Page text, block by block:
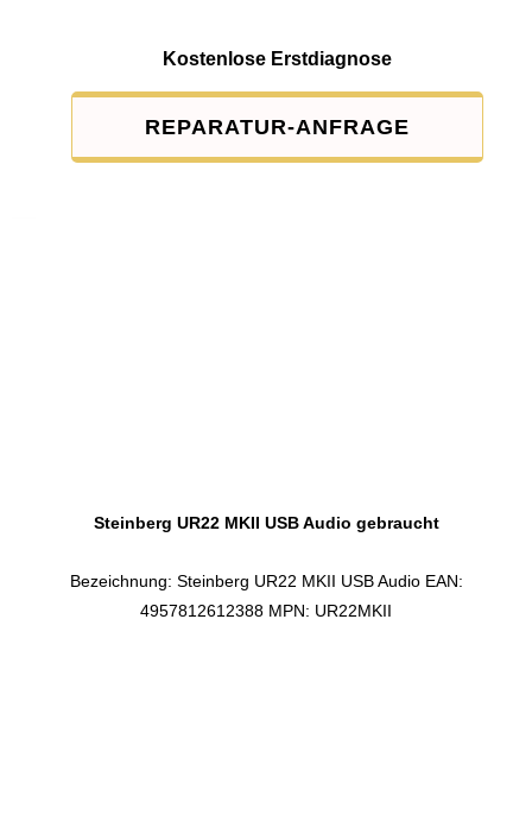
Kostenlose Erstdiagnose
REPARATUR-ANFRAGE
Steinberg UR22 MKII USB Audio gebraucht
Bezeichnung: Steinberg UR22 MKII USB Audio EAN:
4957812612388 MPN: UR22MKII